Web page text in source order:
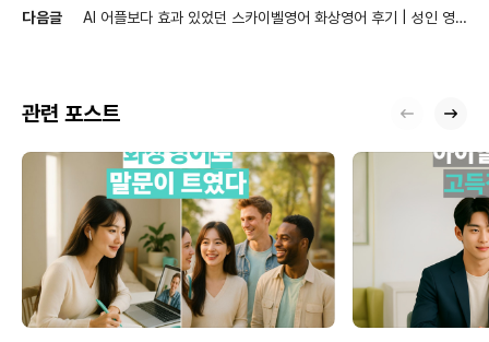
다음글
AI 어플보다 효과 있었던 스카이벨영어 화상영어 후기 | 성인 영
관련 포스트